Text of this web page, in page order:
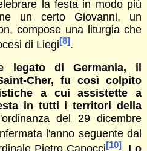
la festa in modo più
un certo Giovanni, un
compose una liturgia che
di Liegi[8].
legato di Germania, il
Cher, fu così colpito
a cui assistette a
in tutti i territori della
del 29 dicembre
l'anno seguente dal
Pietro Capocci[10]. Lo